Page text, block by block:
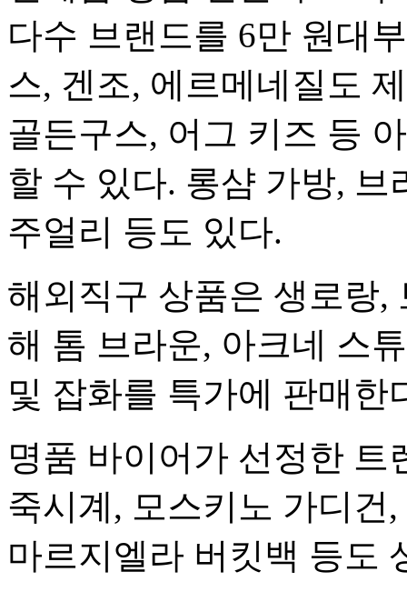
다수 브랜드를 6만 원대
스, 겐조, 에르메네질도
골든구스, 어그 키즈 등
할 수 있다. 롱샴 가방,
주얼리 등도 있다.
해외직구 상품은 생로랑,
해 톰 브라운, 아크네 스
및 잡화를 특가에 판매한
명품 바이어가 선정한
죽시계, 모스키노 가디건
마르지엘라 버킷백 등도